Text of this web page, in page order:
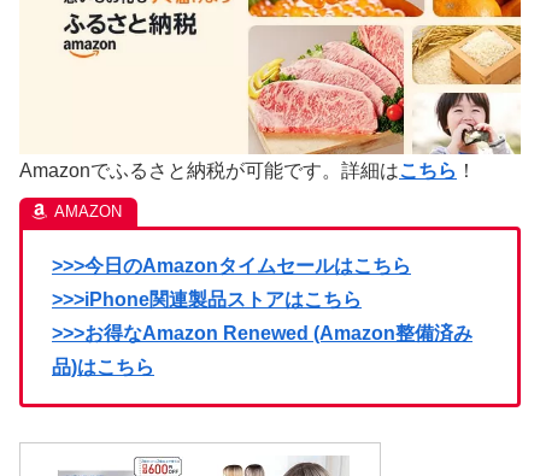
Amazonでふるさと納税が可能です。詳細はこちら ！
>>>今日のAmazonタイムセールはこちら
>>>iPhone関連製品ストアはこちら
>>>お得なAmazon Renewed (Amazon整備済み
品)はこちら